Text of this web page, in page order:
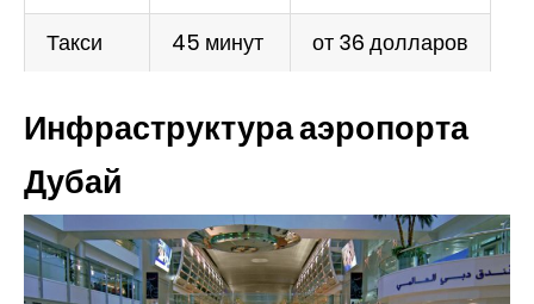
Такси
45 минут от 36 долларов
Инфраструктура аэропорта
Дубай